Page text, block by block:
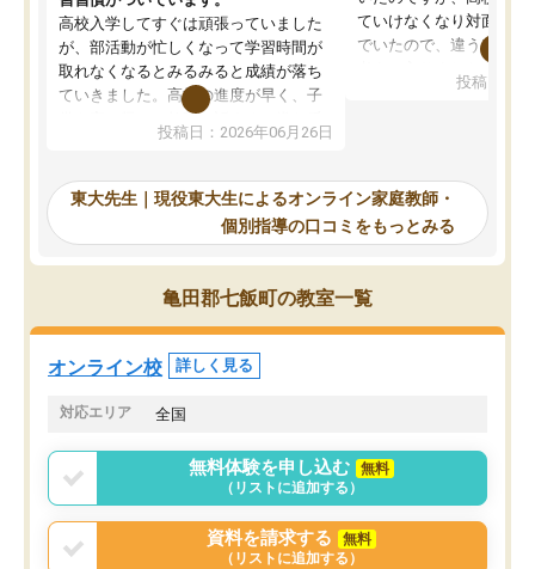
高校入学してすぐは頑張っていました
が、部活動が忙しくなって学習時間が
取れなくなるとみるみると成績が落ち
ていきました。高校の進度が早く、子
供も家に帰って勉強の話すると嫌な反
応を示します。東大先生にお願いして
れるので、親としても安心です。毎日
使える自習室とかもあり、わからない
ところがあれば先生が回答してくれる
のも重宝しています。
投稿日：2026年06月26日
ていけなくなり対面の塾
でいたので、違うアプロ
で、当初は模試でD判定
自習室が毎日使えていつ
るのが心強かったよう
謝です。
投稿日：
東大先生｜現役東大生によるオンライン家庭教師・
個別指導の口コミをもっとみる
亀田郡七飯町の教室一覧
オンライン校 詳しく見る
対応エリア 全国
無料体験を申し込む
無料
（リストに追加する）
資料を請求する
無料
（リストに追加する）